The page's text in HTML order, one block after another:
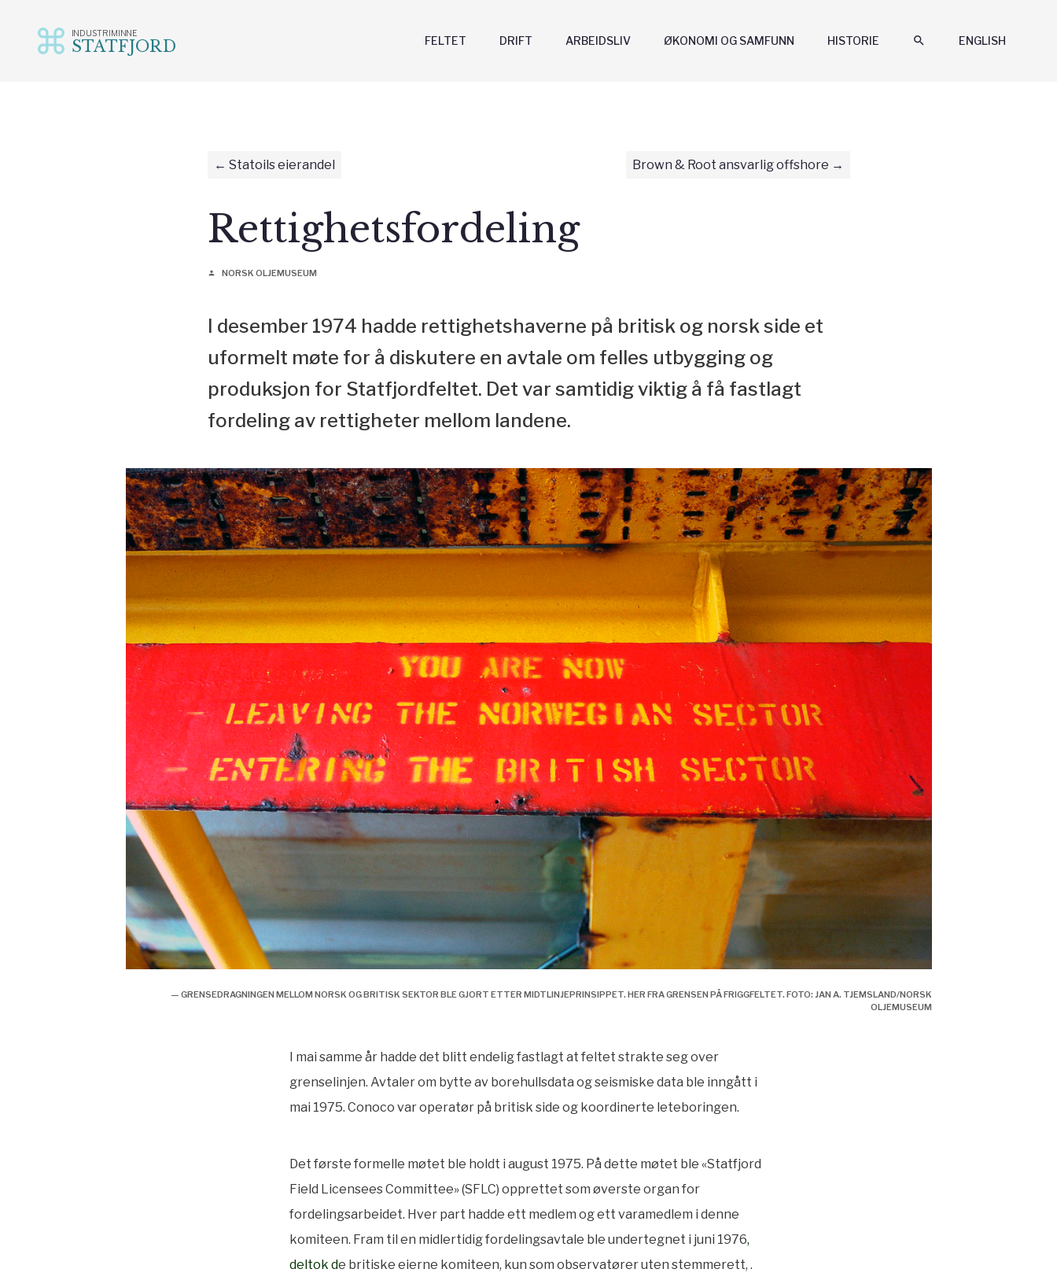
INDUSTRIMINNE
STATFJORD ENGLISH
search
HISTORIE
ØKONOMI OG SAMFUNN
ARBEIDSLIV
DRIFT
FELTET
Statoils eierandel Brown & Root ansvarlig offshore
Rettighetsfordeling
person NORSK OLJEMUSEUM
I desember 1974 hadde rettighetshaverne på britisk og norsk side et
uformelt møte for å diskutere en avtale om felles utbygging og
produksjon for Statfjordfeltet. Det var samtidig viktig å få fastlagt
fordeling av rettigheter mellom landene.
— GRENSEDRAGNINGEN MELLOM NORSK OG BRITISK SEKTOR BLE GJORT ETTER MIDTLINJEPRINSIPPET. HER FRA GRENSEN PÅ FRIGGFELTET. FOTO: JAN A. TJEMSLAND/NORSK
OLJEMUSEUM
I mai samme år hadde det blitt endelig fastlagt at feltet strakte seg over
grenselinjen. Avtaler om bytte av borehullsdata og seismiske data ble inngått i
mai 1975. Conoco var operatør på britisk side og koordinerte leteboringen.
Det første formelle møtet ble holdt i august 1975. På dette møtet ble «Statfjord
Field Licensees Committee» (SFLC) opprettet som øverste organ for
fordelingsarbeidet. Hver part hadde ett medlem og ett varamedlem i denne
komiteen. Fram til en midlertidig fordelingsavtale ble undertegnet i juni 1976,
deltok de britiske eierne komiteen, kun som observatører uten stemmerett, .